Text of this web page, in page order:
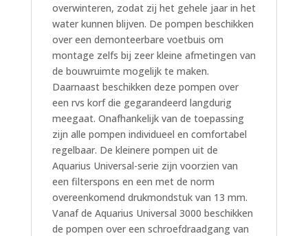
overwinteren, zodat zij het gehele jaar in het
water kunnen blijven. De pompen beschikken
over een demonteerbare voetbuis om
montage zelfs bij zeer kleine afmetingen van
de bouwruimte mogelijk te maken.
Daarnaast beschikken deze pompen over
een rvs korf die gegarandeerd langdurig
meegaat. Onafhankelijk van de toepassing
zijn alle pompen individueel en comfortabel
regelbaar. De kleinere pompen uit de
Aquarius Universal-serie zijn voorzien van
een filterspons en een met de norm
overeenkomend drukmondstuk van 13 mm.
Vanaf de Aquarius Universal 3000 beschikken
de pompen over een schroefdraadgang van